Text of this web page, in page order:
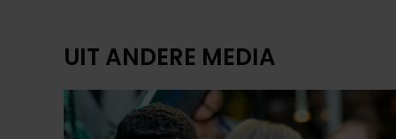
SMIT: “DERTIG JAAR
NIET NAAR BINNEN”
De jubileumconcerten van Jan Smit in